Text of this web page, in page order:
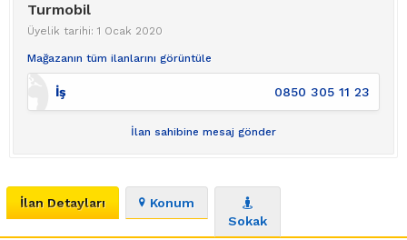
Turmobil
Üyelik tarihi: 1 Ocak 2020
Mağazanın tüm ilanlarını görüntüle
İş 0850 305 11 23
İlan sahibine mesaj gönder
İlan Detayları
Konum
Sokak